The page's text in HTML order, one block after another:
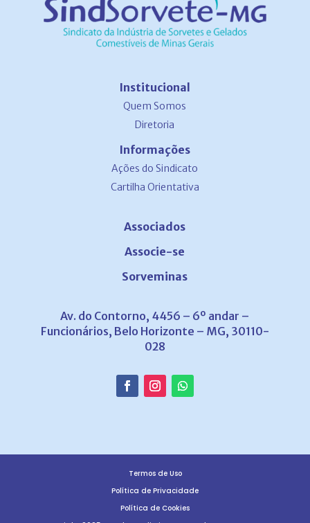
Institucional
Quem Somos
Diretoria
Informações
Ações do Sindicato
Cartilha Orientativa
Associados
Associe-se
Sorveminas
Av. do Contorno, 4456 – 6º andar –
Funcionários, Belo Horizonte – MG, 30110-
028
Termos de Uso
Política de Privacidade
Política de Cookies